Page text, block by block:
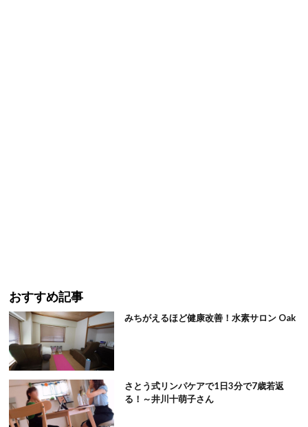
おすすめ記事
みちがえるほど健康改善！水素サロン Oak
さとう式リンパケアで1日3分で7歳若返
る！～井川十萌子さん